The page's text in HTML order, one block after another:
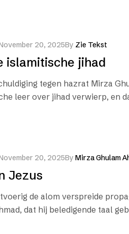
20, 2025By Zie Tekst
islamitische jihad
tegen hazrat Mirza
leer over jihad verwierp, en
20, 2025By Mirza Ghulam
Jezus
de alom verspreide
dat hij beledigende taal